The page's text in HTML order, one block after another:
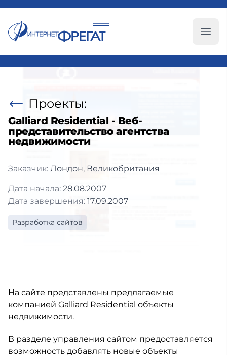
Проекты:
Galliard Residential - Веб-
представительство агентства
недвижимости
Заказчик: Лондон, Великобритания
Дата начала: 28.08.2007
Дата завершения: 17.09.2007
Разработка сайтов
На сайте представлены предлагаемые
компанией Galliard Residential объекты
недвижимости.
В разделе управления сайтом предоставляется
возможность добавлять новые объекты